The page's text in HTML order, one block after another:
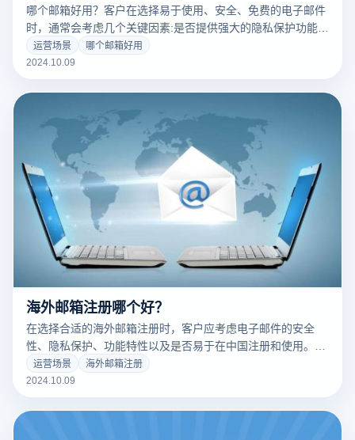
哪个邮箱好用？客户在选择易于使用、安全、免费的电子邮件
时，通常会考虑几个关键因素:是否提供强大的隐私保护功能，
是否易于使用，是否有足够的存储空间和反垃圾邮件功能。以
下电子邮件服务不仅安全可靠，而且免费提供丰富的功能，适
下的邮箱服务，具有简单的界面，强大的垃圾邮件过滤和集成
两步验证功能，是世界上最受欢迎的免费邮箱。 2.
ProtonMail：提供端到端加密服务，以隐私为核心，适合重视
通信安全的用户，免费版本提供基本功能。 3. Outlook：微软
的免费邮箱服务，兼顾工作和个人使用，提供高效的安全保护
和垃圾邮件过滤，适用于Office 工具整合，如365。 4. Zoho
Mail：适用于个人和企业，免费版无广告，并提供基本的安全
和隐私保护功能。 在免费提供的基础上，这些邮箱服务兼具安
全性、隐私性和客户体验，满足日常通讯和工作需要。
运营场景
哪个邮箱好用
2024.10.09
海外邮箱注册哪个好？
在选择合适的海外邮箱注册时，客户应考虑电子邮件的安全
性、隐私保护、功能特性以及是否易于在中国注册和使用。适
当的海外电子邮件可以为跨境电子商务、外贸从业者和注重隐
私的用户提供高效安全的沟通体验。以下是一些推荐的海外电
优秀的垃圾邮件过滤系统，是全球用户的热门选择。 2.
运营场景
海外邮箱注册
2024.10.09